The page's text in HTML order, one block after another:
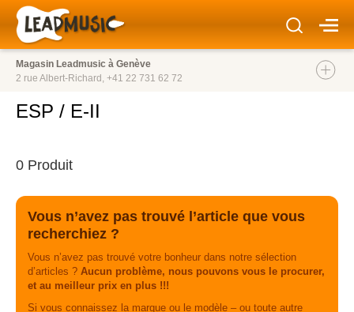
Magasin Leadmusic à Genève
2 rue Albert-Richard, +41 22 731 62 72
ESP / E-II
0 Produit
Vous n’avez pas trouvé l’article que vous
recherchiez ?
Vous n’avez pas trouvé votre bonheur dans notre sélection
d’articles ? Aucun problème, nous pouvons vous le procurer,
et au meilleur prix en plus !!!
Si vous connaissez la marque ou le modèle – ou toute autre